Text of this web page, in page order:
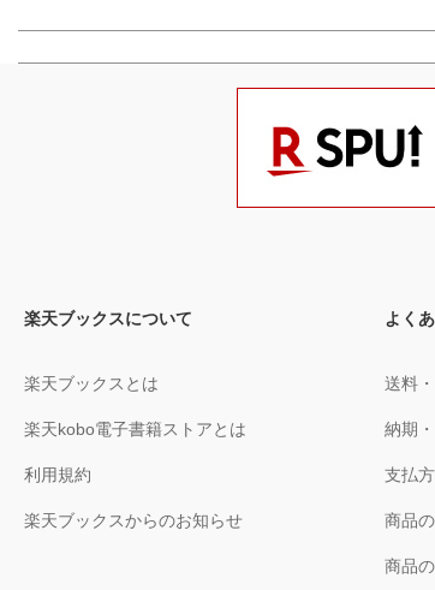
楽天ブックスについて
楽天ブックスとは
楽天kobo電子書籍ストアとは
利用規約
楽天ブックスからのお知らせ
よく
送料
納期
支払
商品
商品